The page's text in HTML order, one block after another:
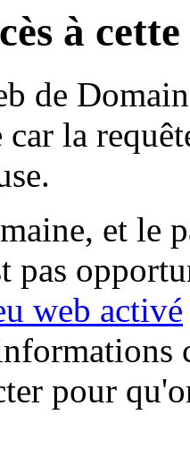
à
de
car la
et le
pas
web activé
pour